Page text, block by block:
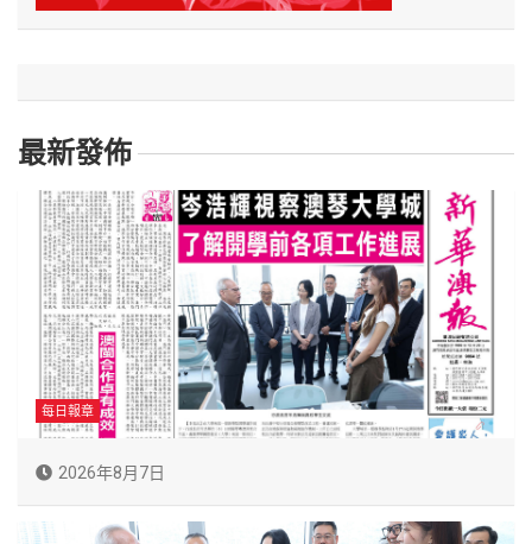
最新發佈
每日報章
2026年8月7日